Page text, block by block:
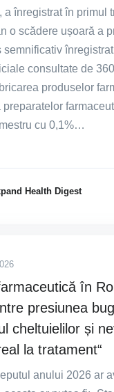
a înregistrat în primul
o scădere ușoară a
semnificativ
consultate de
produselor
preparatelor
cu 0,1%…
Health Digest
în
presiunea
cheltuielilor și
la tratament“
anului 2026 ar